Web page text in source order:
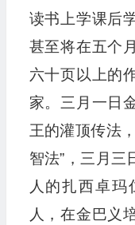
读书上学课后
甚至将在五个
六十页以上的
家。三月一日
王的灌顶传法
智法”，三月三
人的扎西卓玛
人，在金巴义